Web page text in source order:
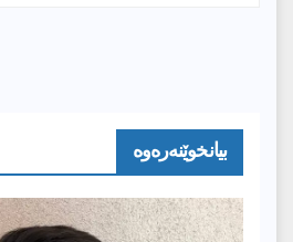
بیانخوێنەرەوە